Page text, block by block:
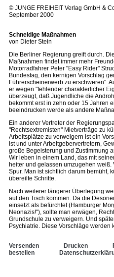
© JUNGE FREIHEIT Verlag GmbH &
September 2000
Schneidige Maßnahmen
von Dieter Stein
Die Berliner Regierung greift durch.
Maßnahmen findet immer mehr
Motorradfahrer Peter "Easy Rider"
Bundestag, den kernigen Vorschlag
Führerscheinerwerb zu erschweren".
er wegen "fehlender charakterlicher
überzeugt, daß Jugendliche die
bekommt erst in zehn oder 15 Jahren
beeindrucken werde als andere
Ein anderer Vertreter der
"Rechtsextremisten" Mietverträge zu
Arbeitsplätze zu verweigern ist ein
ist und unter Arbeitgebervertretern,
große Begeisterung und Zustimmung
Wir leben in einem Land, das mit
heiter und gelassen umzugehen weiß.
Spur. Man ist sichtlich darum bemüht,
übereilte Schritte.
Nach weiterer längerer Überlegung
auf den Tisch kommen. Da die
einsetzt als befürchtet (Hamburger
Neonazis!"), sollte man erwägen,
Grundschule zu verweigern. Und
Psychiatrie. Diese Vorschläge werden
Versenden Drucken
bestellen